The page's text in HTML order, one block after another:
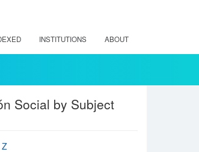
INSTITUTIONS ABOUT
Social by Subject
Z